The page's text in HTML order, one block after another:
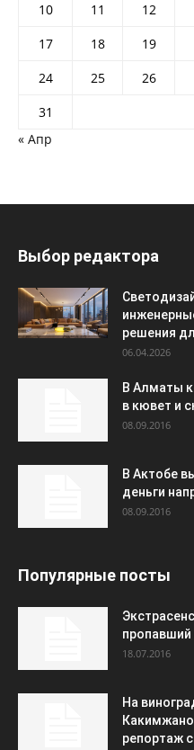
10
11 12
17
18 19
24
25 26
31
« Апр
Выбор редактора
решения
06.04.2026
В Алматы
в кювет и
08.09.2016
В Актобе
деньги
08.09.2016
Популярные посты
18.07.2016
На
репортаж